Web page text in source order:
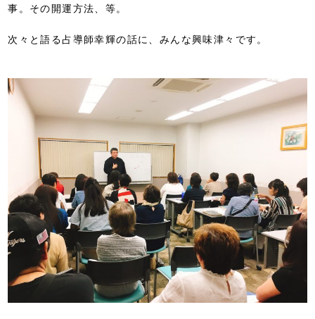
事。その開運方法、等。
次々と語る占導師幸輝の話に、みんな興味津々です。